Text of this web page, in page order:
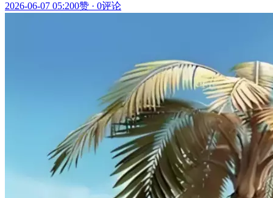
2026-06-07 05:200赞 · 0评论